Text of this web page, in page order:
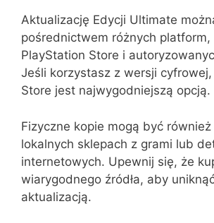
Aktualizację Edycji Ultimate
pośrednictwem różnych platform,
PlayStation Store i
Jeśli korzystasz z wersji
Store jest najwygodniejszą opcją.
Fizyczne kopie mogą być
lokalnych sklepach z grami lub
internetowych. Upewnij się, że
wiarygodnego źródła, aby
aktualizacją.